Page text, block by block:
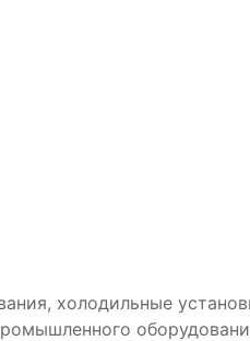
холодильные